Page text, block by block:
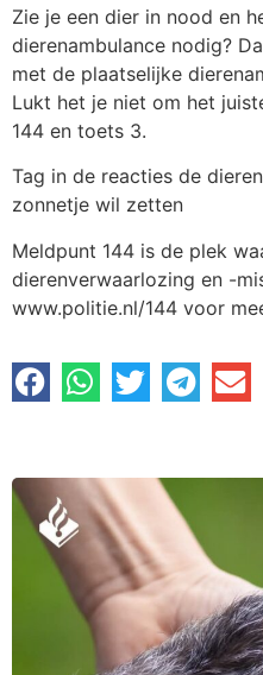
Zie je een dier in nood en
dierenambulance nodig?
met de plaatselijke
Lukt het je niet om het
144 en toets 3.
Tag in de reacties de
zonnetje wil zetten
Meldpunt 144 is de plek
dierenverwaarlozing en -
www.politie.nl/144 voor